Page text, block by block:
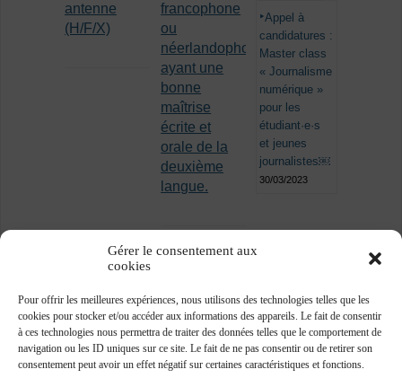
Gérer le consentement aux
cookies
Pour offrir les meilleures expériences, nous utilisons des technologies telles que les
cookies pour stocker et/ou accéder aux informations des appareils. Le fait de consentir
à ces technologies nous permettra de traiter des données telles que le comportement de
navigation ou les ID uniques sur ce site. Le fait de ne pas consentir ou de retirer son
consentement peut avoir un effet négatif sur certaines caractéristiques et fonctions.
antenne
(H/F/X)
francophone
ou
néerlandophone
ayant une
bonne
maîtrise
écrite et
orale de la
deuxième
langue.
Appel à
candidatures :
Master class
« Journalisme
numérique »
pour les
étudiant·e·s
et jeunes
journalistes￼
30/03/2023